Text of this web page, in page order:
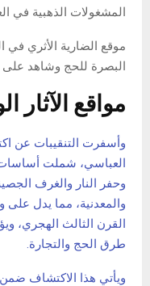
المشغولات الذهبية في
موقع الضارية الأثري
البصرة للحج وشاهد
مواقع الآثار
وأسفرت التنقيبات عن
العباسي، شملت أساسات
وحفر النار والغرف
والمعدنية، مما يدل على
القرن الثالث الهجري،
طرق الحج والتجارة.
ويأتي هذا الاكتشاف